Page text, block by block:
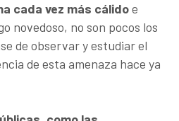
cada vez más cálidoe
novedoso, no son pocos los
de observar y estudiar el
de esta amenaza hace ya